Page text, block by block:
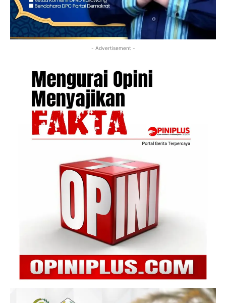
- Advertisement -